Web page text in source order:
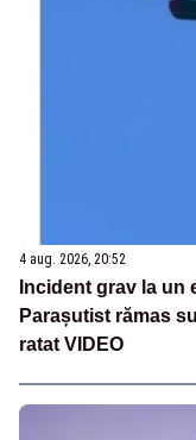
4 aug. 2026, 20:52
Incident grav la un
Parașutist rămas
ratat VIDEO